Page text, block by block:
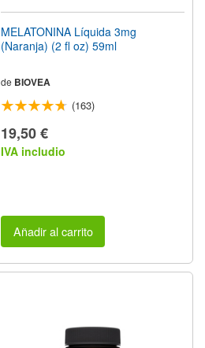
MELATONINA Líquida 3mg
(Naranja) (2 fl oz) 59ml
de BIOVEA
(163)
19,50 €
IVA includio
Añadir al carrito